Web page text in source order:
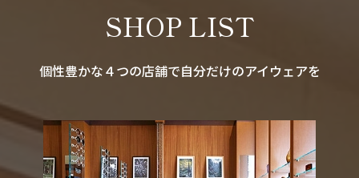
SHOP LIST
個性豊かな４つの店舗で自分だけのアイウェアを